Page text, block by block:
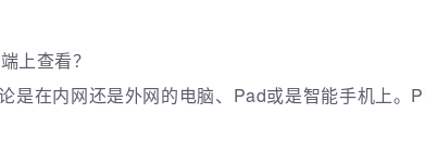
上查看？
是在内网还是外网的电脑、Pad或是智能手机上。